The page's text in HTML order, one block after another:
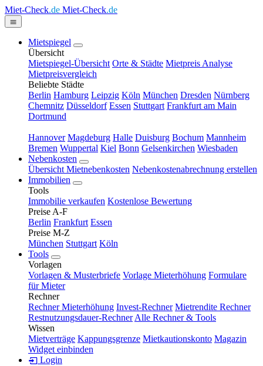
Miet-Check.de Miet-Check.de
Mietspiegel
Übersicht
Mietspiegel-Übersicht Orte & Städte Mietpreis Analyse
Mietpreisvergleich
Beliebte Städte
Berlin Hamburg Leipzig Köln München Dresden Nürnberg
Chemnitz Düsseldorf Essen Stuttgart Frankfurt am Main
Dortmund
Hannover Magdeburg Halle Duisburg Bochum Mannheim
Bremen Wuppertal Kiel Bonn Gelsenkirchen Wiesbaden
Nebenkosten
Übersicht Mietnebenkosten Nebenkostenabrechnung erstellen
Immobilien
Tools
Immobilie verkaufen Kostenlose Bewertung
Preise A-F
Berlin Frankfurt Essen
Preise M-Z
München Stuttgart Köln
Tools
Vorlagen
Vorlagen & Musterbriefe Vorlage Mieterhöhung Formulare
für Mieter
Rechner
Rechner Mieterhöhung Invest-Rechner Mietrendite Rechner
Restnutzungsdauer-Rechner Alle Rechner & Tools
Wissen
Mietverträge Kappungsgrenze Mietkautionskonto Magazin
Widget einbinden
Login